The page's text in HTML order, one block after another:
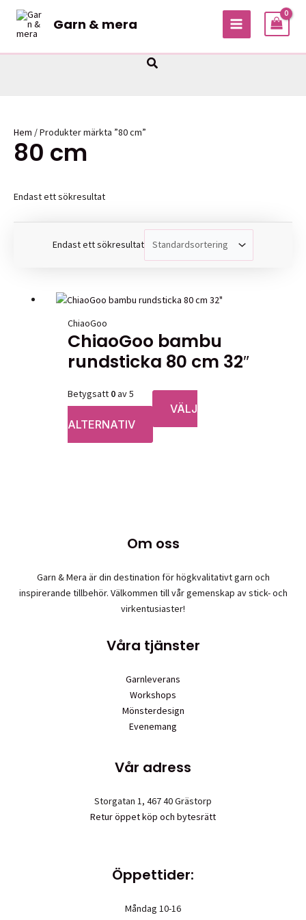
Hoppa
innehåll
Garn & mera
MAIN
Sök
Hem / Produkter märkta ”80 cm”
80 cm
Endast ett sökresultat
Endast ett sökresultat
ChiaoGoo
ChiaoGoo bambu
rundsticka 80 cm 32″
Betygsatt 0av 5
122,00kr–186,00krPrisintervall:
122,00 kr
till
VÄLJ
ALTERNATIV
Den
här
alternativen
väljas
på
produktsidan
Om oss
Garn & Mera är din destination för högkvalitativt garn och
inspirerande tillbehör. Välkommen till vår gemenskap av stick- och
virkentusiaster!
Våra tjänster
Garnleverans
Workshops
Mönsterdesign
Evenemang
Vår adress
Storgatan 1, 467 40 Grästorp
Retur öppet köp och bytesrätt
Öppettider:
Måndag 10-16